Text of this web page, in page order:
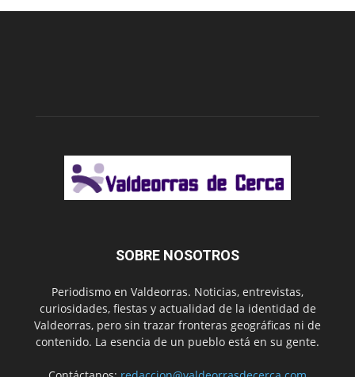
SOBRE NOSOTROS
Periodismo en Valdeorras. Noticias, entrevistas,
curiosidades, fiestas y actualidad de la identidad de
Valdeorras, pero sin trazar fronteras geográficas ni de
contenido. La esencia de un pueblo está en su gente.